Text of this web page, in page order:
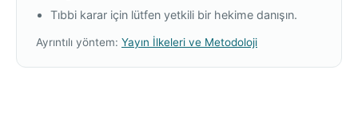
Tıbbi karar için lütfen yetkili bir hekime danışın.
Ayrıntılı yöntem: Yayın İlkeleri ve Metodoloji